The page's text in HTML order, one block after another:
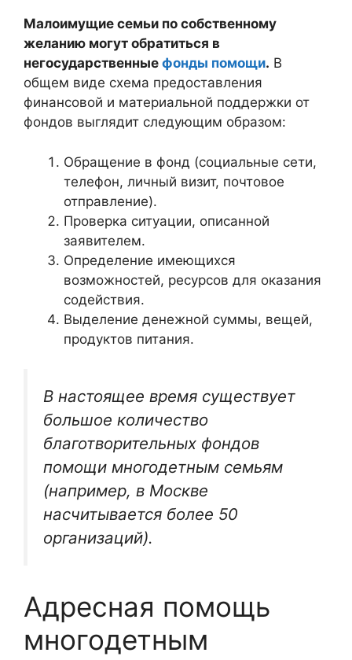
Малоимущие семьи по собственному
желанию могут обратиться в
негосударственные фонды помощи. В
общем виде схема предоставления
финансовой и материальной поддержки от
фондов выглядит следующим образом:
Обращение в фонд (социальные сети,
телефон, личный визит, почтовое
отправление).
Проверка ситуации, описанной
заявителем.
Определение имеющихся
возможностей, ресурсов для оказания
содействия.
Выделение денежной суммы, вещей,
продуктов питания.
В настоящее время существует
большое количество
благотворительных фондов
помощи многодетным семьям
(например, в Москве
насчитывается более 50
организаций).
Адресная помощь
многодетным